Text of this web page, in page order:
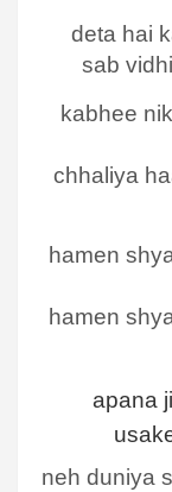
deta hai
sab
kabhee
chhaliya
hamen
hamen
apana
neh duniya